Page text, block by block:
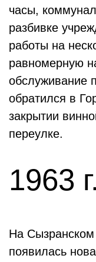
часы,
разбивке
работы на
равномерную
обслуживание
обратился в
закрытии
переулке.
1963 г.
На
появилась